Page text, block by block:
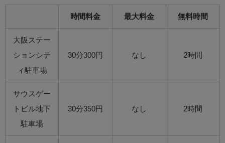
時間料金 最大料金 無料時間
大阪ステー
ションシテ
ィ駐車場
30分300円 なし 2時間
サウスゲー
トビル地下
駐車場
30分350円 なし 2時間